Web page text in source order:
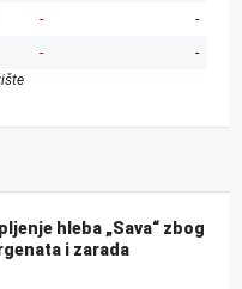
-
-
- -
hleba „Sava“ zbog
i zarada